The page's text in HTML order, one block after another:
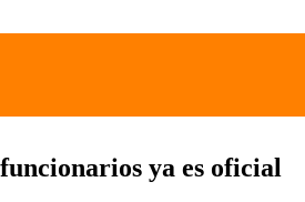
ya es oficial